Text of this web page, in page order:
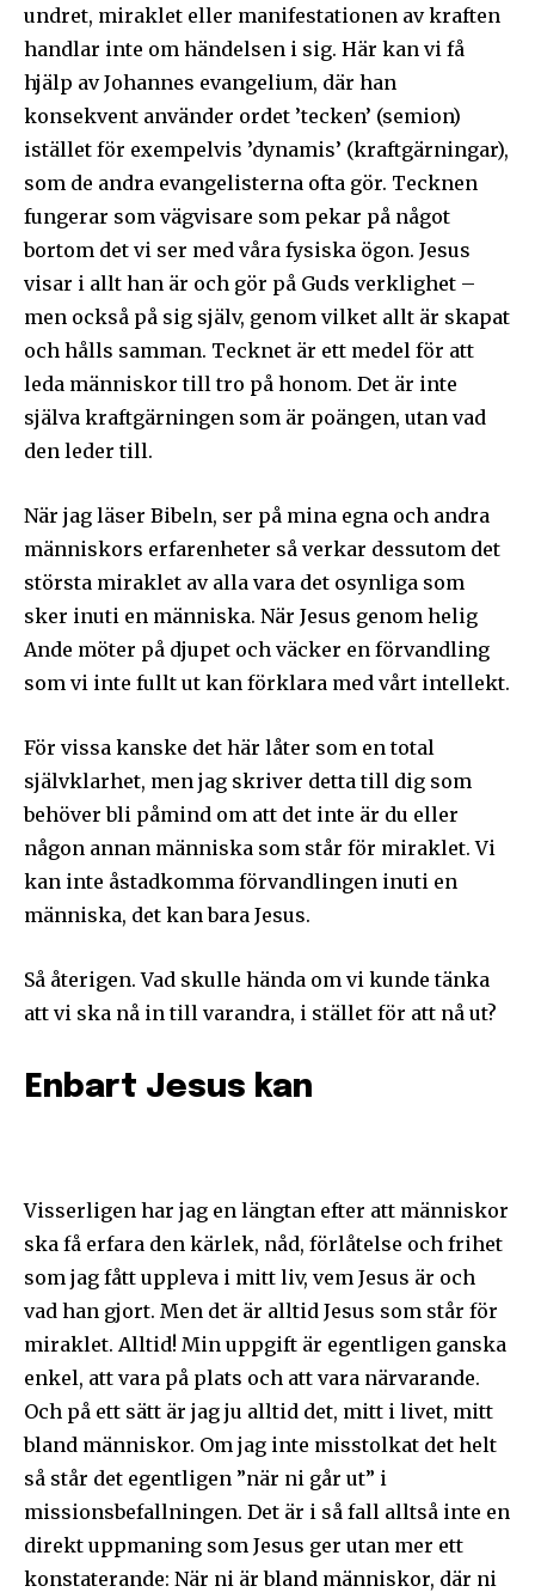
Följ Sändarens nyhetsbrev och
bli uppdaterad på det senaste
För att prenumerera: Ange din e-postadress och klicka på
prenumerationsknappen. Oroa dig inte, vi respekterar din
integritet och kommer inte att skicka skräppost till din
inkorg.
Prenumerera på Sändarens nyhetsbrev.
Jag godkänner integritetspolicyn
undret, miraklet eller manifestationen av kraften
handlar inte om händelsen i sig. Här kan vi få
hjälp av Johannes evangelium, där han
konsekvent använder ordet ’tecken’ (semion)
istället för exempelvis ’dynamis’ (kraftgärningar),
som de andra evangelisterna ofta gör. Tecknen
fungerar som vägvisare som pekar på något
bortom det vi ser med våra fysiska ögon. Jesus
visar i allt han är och gör på Guds verklighet –
men också på sig själv, genom vilket allt är skapat
och hålls samman. Tecknet är ett medel för att
leda människor till tro på honom. Det är inte
själva kraftgärningen som är poängen, utan vad
den leder till.
När jag läser Bibeln, ser på mina egna och andra
människors erfarenheter så verkar dessutom det
största miraklet av alla vara det osynliga som
sker inuti en människa. När Jesus genom helig
Ande möter på djupet och väcker en förvandling
som vi inte fullt ut kan förklara med vårt intellekt.
För vissa kanske det här låter som en total
självklarhet, men jag skriver detta till dig som
behöver bli påmind om att det inte är du eller
någon annan människa som står för miraklet. Vi
kan inte åstadkomma förvandlingen inuti en
människa, det kan bara Jesus.
Så återigen. Vad skulle hända om vi kunde tänka
att vi ska nå in till varandra, i stället för att nå ut?
Enbart Jesus kan
Visserligen har jag en längtan efter att människor
ska få erfara den kärlek, nåd, förlåtelse och frihet
som jag fått uppleva i mitt liv, vem Jesus är och
vad han gjort. Men det är alltid Jesus som står för
miraklet. Alltid! Min uppgift är egentligen ganska
enkel, att vara på plats och att vara närvarande.
Och på ett sätt är jag ju alltid det, mitt i livet, mitt
bland människor. Om jag inte misstolkat det helt
så står det egentligen ”när ni går ut” i
missionsbefallningen. Det är i så fall alltså inte en
direkt uppmaning som Jesus ger utan mer ett
konstaterande: När ni är bland människor, där ni